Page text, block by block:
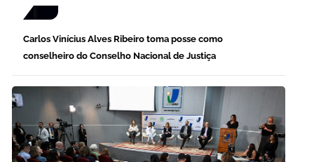
Carlos Vinícius Alves Ribeiro toma posse como
conselheiro do Conselho Nacional de Justiça